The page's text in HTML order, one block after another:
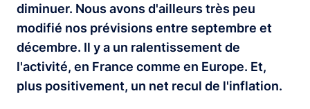
diminuer. Nous avons d'ailleurs très peu
modifié nos prévisions entre septembre et
décembre. Il y a un ralentissement de
l'activité, en France comme en Europe. Et,
plus positivement, un net recul de l'inflation.